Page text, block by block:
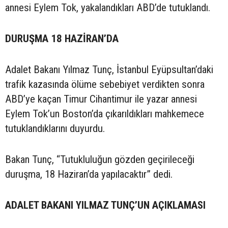
annesi Eylem Tok, yakalandıkları ABD’de tutuklandı.
DURUŞMA 18 HAZİRAN’DA
Adalet Bakanı Yılmaz Tunç, İstanbul Eyüpsultan’daki
trafik kazasında ölüme sebebiyet verdikten sonra
ABD’ye kaçan Timur Cihantimur ile yazar annesi
Eylem Tok’un Boston’da çıkarıldıkları mahkemece
tutuklandıklarını duyurdu.
Bakan Tunç, “Tutukluluğun gözden geçirileceği
duruşma, 18 Haziran’da yapılacaktır” dedi.
ADALET BAKANI YILMAZ TUNÇ’UN AÇIKLAMASI